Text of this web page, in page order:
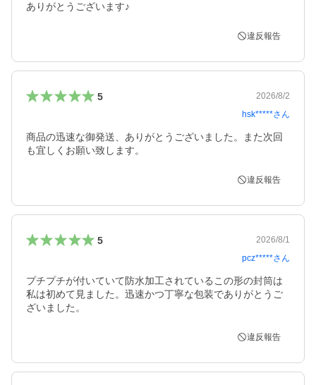
ありがとうございます♪
違反報告
5
2026/8/2
hsk*****さん
商品の迅速な御発送、ありがとうございました。また次回
も宜しくお願い致します。
違反報告
5
2026/8/1
pcz*****さん
プチプチが付いていて防水加工されているこの形の封筒は
私は初めて見ました。迅速かつ丁寧な包装でありがとうご
ざいました。
違反報告